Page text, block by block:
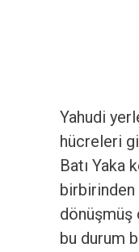
Yahudi
hücreleri
Batı Yaka
dönüşmüş
bu durum